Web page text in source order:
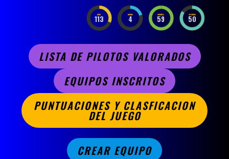
DAYS
113 HOURS
4 MINUTES
59 SECONDS
49
LISTA DE PILOTOS VALORADOS
EQUIPOS INSCRITOS
PUNTUACIONES Y CLASFICACION
DEL JUEGO
CREAR EQUIPO